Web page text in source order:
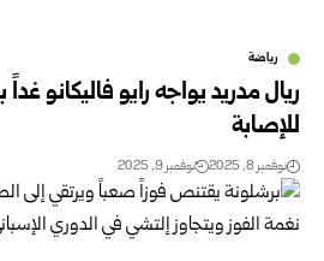
رياضة
ريال مدريد يواجه رايو فاليكانو
للإصابة
نوفمبر 8, 2025 نوفمبر 9, 2025